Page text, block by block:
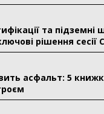
та
рішення
асфальт: 5